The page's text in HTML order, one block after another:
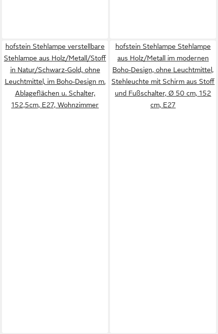
hofstein Stehlampe verstellbare
Stehlampe aus Holz/Metall/Stoff
in Natur/Schwarz-Gold, ohne
Leuchtmittel, im Boho-Design m.
Ablageflächen u. Schalter,
152,5cm, E27, Wohnzimmer
hofstein Stehlampe Stehlampe
aus Holz/Metall im modernen
Boho-Design, ohne Leuchtmittel,
Stehleuchte mit Schirm aus Stoff
und Fußschalter, Ø 50 cm, 152
cm, E27